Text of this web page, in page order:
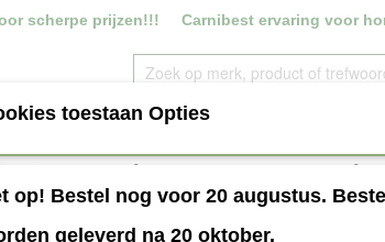
scherpe prijzen!!! Carnibest ervaring voor
KAT
Prins Super
€ 79,95 (inclusief btw 21%)
toestaan Opties
op! Bestel nog voor 20 augustus.
geleverd na 20 oktober.